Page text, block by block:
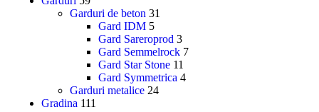
Garduri de beton 31
Gard IDM 5
Gard Sareroprod 3
Gard Semmelrock 7
Gard Star Stone 11
Gard Symmetrica 4
Garduri metalice 24
Gradina 111